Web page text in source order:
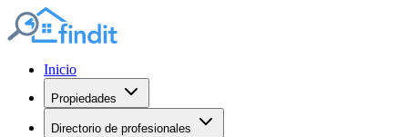
Inicio
Propiedades
Directorio de profesionales